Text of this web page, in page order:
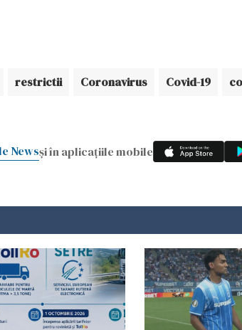
restrictii Coronavirus Covid-19
Newsși în aplicațiile mobile